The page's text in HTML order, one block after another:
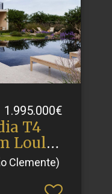
1.995.000€
T4
Loulé:
Clemente)